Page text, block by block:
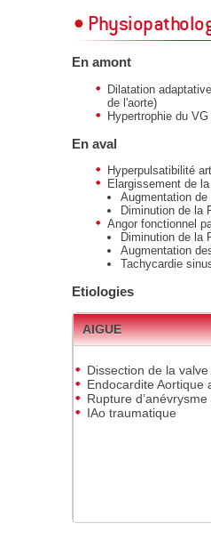
En amont
Dilatation
de l'aorte)
Hypertrophie du
En aval
Hyperpulsatibilité
Elargissement de
Augmentation
Diminution de la
Angor fonctionnel
Diminution de la
Augmentation
Tachycardie
Etiologies
AIGUE
Dissection de la
Endocardite Aortique
Rupture
IAo traumatique